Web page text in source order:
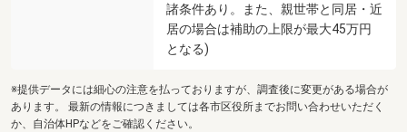
諸条件あり。また、親世帯と同居・近
居の場合は補助の上限が最大45万円
となる)
※提供データには細心の注意を払っておりますが、調査後に変更がある場合が
あります。 最新の情報につきましては各市区役所までお問い合わせいただく
か、自治体HPなどをご確認ください。